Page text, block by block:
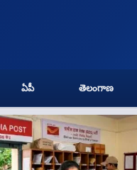
ఏపీ తెలంగాణ